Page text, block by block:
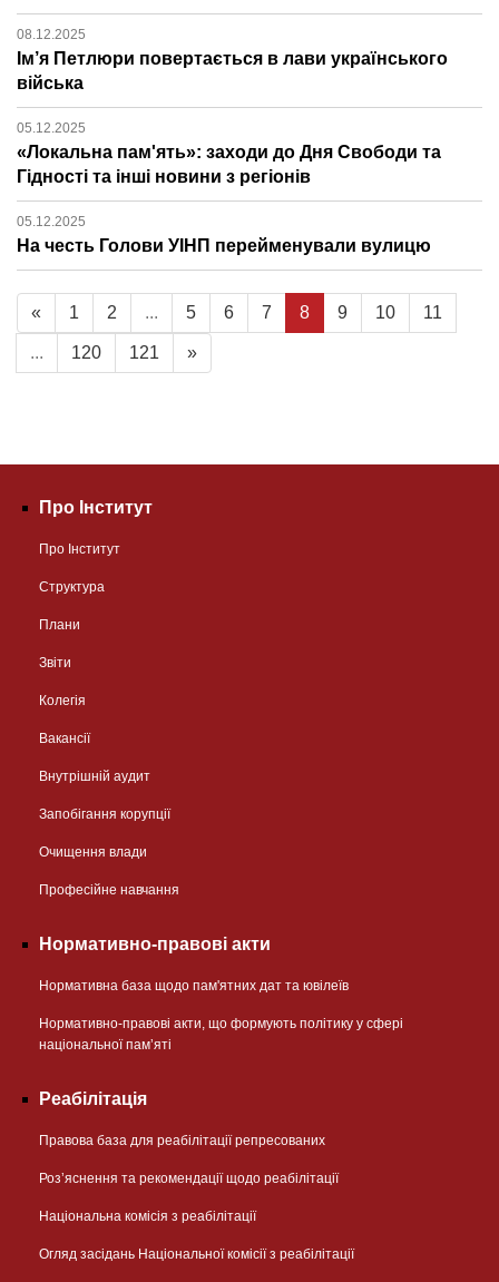
08.12.2025
Ім’я Петлюри повертається в лави українського
війська
05.12.2025
«Локальна пам'ять»: заходи до Дня Свободи та
Гідності та інші новини з регіонів
05.12.2025
На честь Голови УІНП перейменували вулицю
« 1 2 ... 5 6 7 8 9 10 11
... 120 121 »
Про Інститут
Про Інститут
Структура
Плани
Звіти
Колегія
Вакансії
Внутрішній аудит
Запобігання корупції
Очищення влади
Професійне навчання
Нормативно-правові акти
Нормативна база щодо пам'ятних дат та ювілеїв
Нормативно-правові акти, що формують політику у сфері
національної памʼяті
Реабілітація
Правова база для реабілітації репресованих
Розʼяснення та рекомендації щодо реабілітації
Національна комісія з реабілітації
Огляд засідань Національної комісії з реабілітації